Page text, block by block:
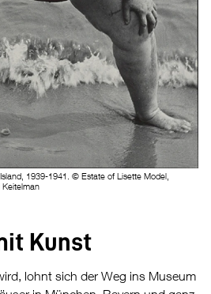
1939-1941. © Estate of Lisette Model,
Kunst
lohnt sich der Weg ins Museum